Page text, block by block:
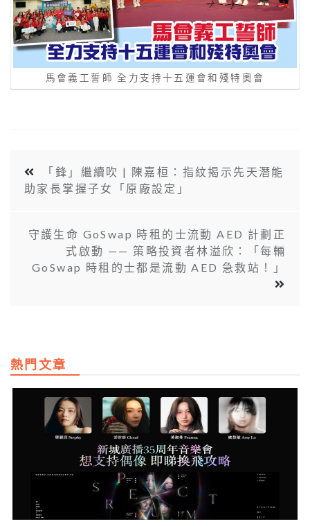
馬會義工誓師 全力支持十五運會和殘特奧會
「鋒」繼續吹 | 陳嘉桓：指紋揭示先天潛能
助家長掌握子女「原廠設定」
守護生命 GoSwap 時租的士流動 AED 計劃正
式啟動 —— 策略投資者林溢欣：「每輛
GoSwap 時租的士都是流動 AED 急救站！」
熱門文章